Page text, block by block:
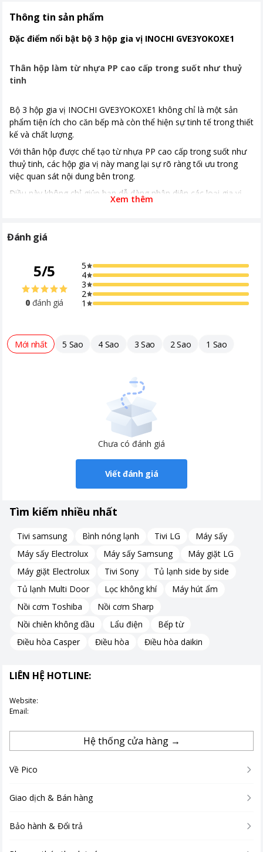
Thông tin sản phẩm
Đặc điểm nổi bật bộ 3 hộp gia vị INOCHI GVE3YOKOXE1
Thân hộp làm từ nhựa PP cao cấp trong suốt như thuỷ
tinh
Bộ 3 hộp gia vị INOCHI GVE3YOKOXE1 không chỉ là một sản
phẩm tiện ích cho căn bếp mà còn thể hiện sự tinh tế trong thiết
kế và chất lượng.
Với thân hộp được chế tạo từ nhựa PP cao cấp trong suốt như
thuỷ tinh, các hộp gia vị này mang lại sự rõ ràng tối ưu trong
việc quan sát nội dung bên trong.
Điều này không chỉ giúp bạn dễ dàng nhận diện các loại gia vị
mà còn thuận tiện trong việc theo dõi mức độ oxy hóa của
và bảo quản trong không gian bếp của mình.
Nắp hộp tích hợp theo muỗng để dễ dàng xúc các loại gia
vị
Bộ 3 hộp gia vị INOCHI GVE3YOKOXE1 được trang bị nắp tích
dễ dàng xúc đổ các loại gia vị mà không cần phải tìm thêm
dụng cụ khác.
Xem thêm
Đánh giá
5/5
0 đánh giá
5
4
3
2
1
Mới nhất 5 Sao 4 Sao 3 Sao 2 Sao 1 Sao
Chưa có đánh giá
Viết đánh giá
Tìm kiếm nhiều nhất
Tivi samsung Bình nóng lạnh Tivi LG
Máy sấy
Máy sấy Electrolux
Máy sấy Samsung
Máy giặt LG
Máy giặt Electrolux
Tivi Sony
Tủ lạnh side by side
Tủ lạnh Multi Door
Lọc không khí
Máy hút ẩm
Nồi cơm Toshiba
Nồi cơm Sharp
Nồi chiên không dầu
Lẩu điện
Bếp từ
Điều hòa Casper
Điều hòa Điều hòa daikin
LIÊN HỆ HOTLINE:
Website:
Email:
Hệ thống cửa hàng →
Về Pico
Giao dịch & Bán hàng
Bảo hành & Đổi trả